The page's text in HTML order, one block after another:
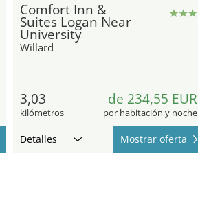
Comfort Inn &
Suites Logan Near
University
Willard
3,03
kilómetros
de 234,55 EUR
por habitación y noche
Detalles Mostrar oferta